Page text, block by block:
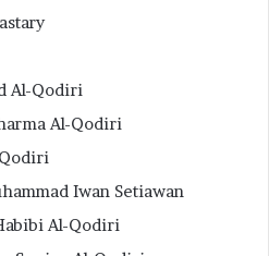
Al-Qodiri
Al-Qodiri
Iwan Setiawan
Al-Qodiri